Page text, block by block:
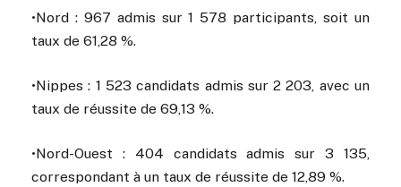
•Nord : 967 admis sur 1 578 participants, soit un
taux de 61,28 %.
•Nippes : 1 523 candidats admis sur 2 203, avec un
taux de réussite de 69,13 %.
•Nord-Ouest : 404 candidats admis sur 3 135,
correspondant à un taux de réussite de 12,89 %.